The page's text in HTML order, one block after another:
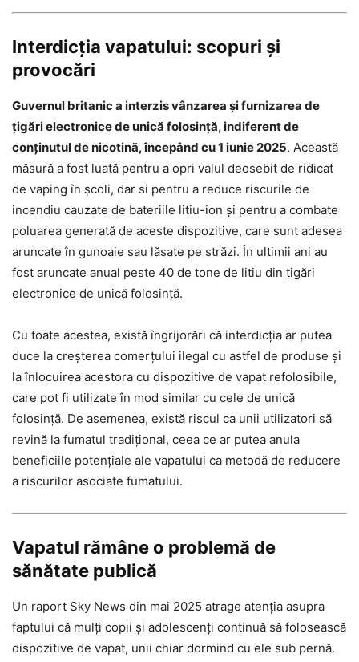
Interdicția vapatului: scopuri și
provocări
Guvernul britanic a interzis vânzarea și furnizarea de
țigări electronice de unică folosință, indiferent de
conținutul de nicotină, începând cu 1 iunie 2025. Această
măsură a fost luată pentru a opri valul deosebit de ridicat
de vaping în școli, dar si pentru a reduce riscurile de
incendiu cauzate de bateriile litiu-ion și pentru a combate
poluarea generată de aceste dispozitive, care sunt adesea
aruncate în gunoaie sau lăsate pe străzi. În ultimii ani au
fost aruncate anual peste 40 de tone de litiu din țigări
electronice de unică folosință.
Cu toate acestea, există îngrijorări că interdicția ar putea
duce la creșterea comerțului ilegal cu astfel de produse și
la înlocuirea acestora cu dispozitive de vapat refolosibile,
care pot fi utilizate în mod similar cu cele de unică
folosință. De asemenea, există riscul ca unii utilizatori să
revină la fumatul tradițional, ceea ce ar putea anula
beneficiile potențiale ale vapatului ca metodă de reducere
a riscurilor asociate fumatului.
Vapatul rămâne o problemă de
sănătate publică
Un raport Sky News din mai 2025 atrage atenția asupra
faptului că mulți copii și adolescenți continuă să folosească
dispozitive de vapat, unii chiar dormind cu ele sub pernă.